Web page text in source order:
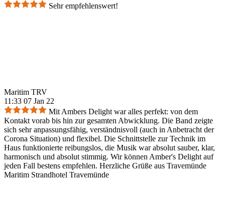
Sehr empfehlenswert!
Maritim TRV
11:33 07 Jan 22
Mit Ambers Delight war alles perfekt: von dem
Kontakt vorab bis hin zur gesamten Abwicklung. Die Band zeigte
sich sehr anpassungsfähig, verständnisvoll (auch in Anbetracht der
Corona Situation) und flexibel. Die Schnittstelle zur Technik im
Haus funktionierte reibungslos, die Musik war absolut sauber, klar,
harmonisch und absolut stimmig. Wir können Amber's Delight auf
jeden Fall bestens empfehlen. Herzliche Grüße aus Travemünde
Maritim Strandhotel Travemünde